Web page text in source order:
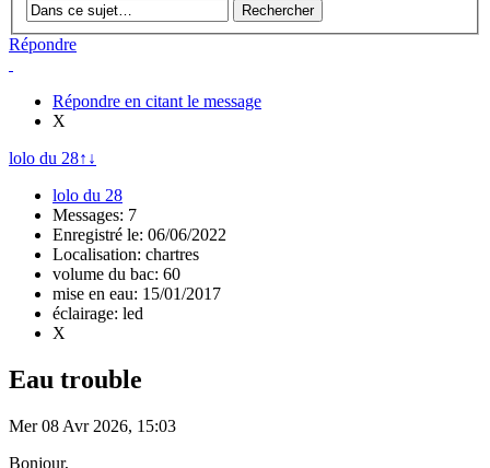
Répondre
Répondre en citant le message
X
lolo du 28↑ ↓
lolo du 28
Messages: 7
Enregistré le: 06/06/2022
Localisation: chartres
volume du bac: 60
mise en eau: 15/01/2017
éclairage: led
X
Eau trouble
Mer 08 Avr 2026, 15:03
Bonjour,